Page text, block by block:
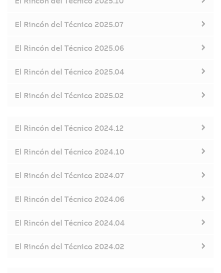
El Rincón del Técnico 2025.07
El Rincón del Técnico 2025.06
El Rincón del Técnico 2025.04
El Rincón del Técnico 2025.02
El Rincón del Técnico 2024.12
El Rincón del Técnico 2024.10
El Rincón del Técnico 2024.07
El Rincón del Técnico 2024.06
El Rincón del Técnico 2024.04
El Rincón del Técnico 2024.02